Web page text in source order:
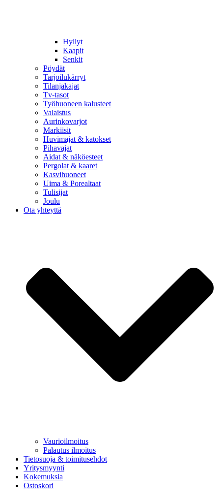
Hyllyt
Kaapit
Senkit
Pöydät
Tarjoilukärryt
Tilanjakajat
Tv-tasot
Työhuoneen kalusteet
Valaistus
Aurinkovarjot
Markiisit
Huvimajat & katokset
Pihavajat
Aidat & näköesteet
Pergolat & kaaret
Kasvihuoneet
Uima & Porealtaat
Tulisijat
Joulu
Ota yhteyttä
Vaurioilmoitus
Palautus ilmoitus
Tietosuoja & toimitusehdot
Yritysmyynti
Kokemuksia
Ostoskori